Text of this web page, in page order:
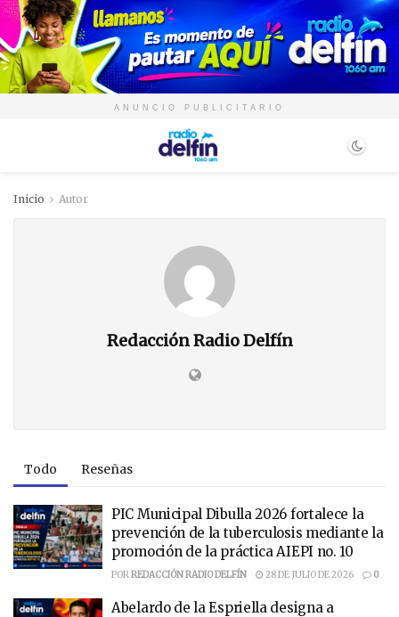
ANUNCIO PUBLICITARIO
Inicio Autor
Redacción Radio Delfín
Todo Reseñas
PIC Municipal Dibulla 2026 fortalece la
prevención de la tuberculosis mediante la
promoción de la práctica AIEPI no. 10
PORREDACCIÓN RADIO DELFÍN 28 DE JULIO DE 2026 0
Abelardo de la Espriella designa a